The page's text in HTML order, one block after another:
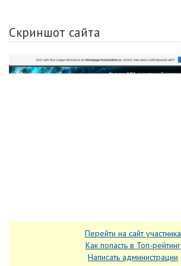
Скриншот сайта
Перейти на сайт участника
Как попасть в Топ-рейтинг
Написать администрации